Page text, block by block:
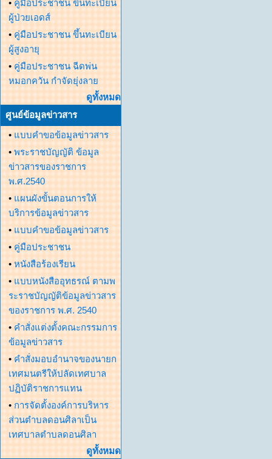
• คู่มือประชาชน ขึ้นทะเบียน
ผู้ป่วยเอดส์
• คู่มือประชาชน ขึ้นทะเบียน
ผู้สูงอายุ
• คู่มือประชาชน ฉีดพ่น
หมอกควัน กำจัดยุ่งลาย
ดูทั้งหมด
ศูนย์ข้อมูลข่าวสาร
• แบบคำขอข้อมูลข่าวสาร
• พระราชบัญญัติ ข้อมูล
ข่าวสารของราชการ
พ.ศ.2540
• แผนผังขั้นตอนการให้
บริการข้อมูลข่าวสาร
• แบบคำขอข้อมูลข่าวสาร
• คู่มือประชาชน
• หนังสือร้องเรียน
• แบบหนังสืออุทธรณ์ ตามพ
ระราชบัญญัติข้อมูลข่าวสาร
ของราชการ พ.ศ. 2540
• คำสั่งแต่งตั้งคณะกรรมการ
ข้อมูลข่าวสาร
• คำสั่งมอบอำนาจของนายก
เทศมนตรีให้ปลัดเทศบาล
ปฏิบัติราชการแทน
• การจัดตั้งองค์การบริหาร
ส่วนตำบลดอนศิลาเป็น
เทศบาลตำบลดอนศิลา
ดูทั้งหมด